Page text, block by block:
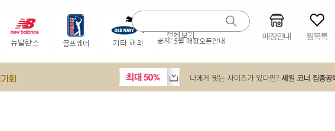
공지:5월 매장오픈안내 매장안내 찜목록